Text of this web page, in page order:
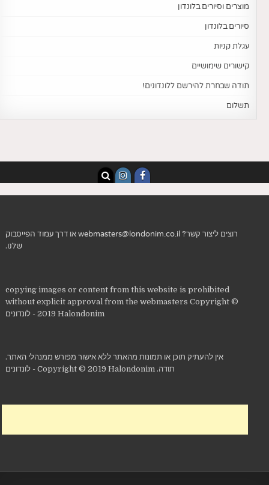
מוצרים וסיורים בלונדון
סיורים בלונדון
עגלת קניות
קישורים שימושיים
תודה שבחרת להירשם ללונדונים!
תשלום
רוצים ליצור קשר? webmasters@londonim.co.il או דרךעמוד הפייסבוק
שלנו.
copying images or content from this website is prohibited
without explicit approval from the webmasters Copyright ©
2019 Halondonim - לונדונים
אין להעתיק תוכן או תמונות מהאתר ללא אישור מפורש ממנהלי האתר.
תודה. Copyright © 2019 Halondonim - לונדונים